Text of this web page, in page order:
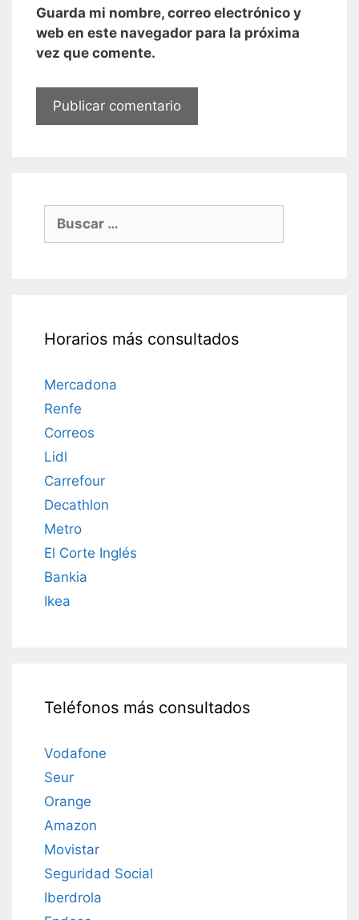
Guarda mi nombre, correo electrónico y
web en este navegador para la próxima
vez que comente.
Buscar:
Horarios más consultados
Mercadona
Renfe
Correos
Lidl
Carrefour
Decathlon
Metro
El Corte Inglés
Bankia
Ikea
Teléfonos más consultados
Vodafone
Seur
Orange
Amazon
Movistar
Seguridad Social
Iberdrola